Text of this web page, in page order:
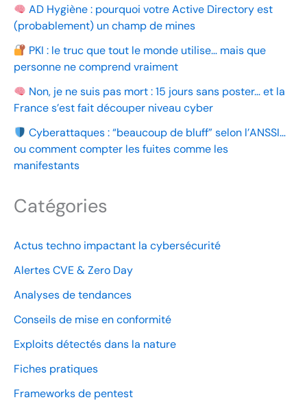
AD Hygiène : pourquoi votre Active Directory est
(probablement) un champ de mines
PKI : le truc que tout le monde utilise… mais que
personne ne comprend vraiment
Non, je ne suis pas mort : 15 jours sans poster… et la
France s’est fait découper niveau cyber
Cyberattaques : “beaucoup de bluff” selon l’ANSSI…
ou comment compter les fuites comme les
manifestants
Catégories
Actus techno impactant la cybersécurité
Alertes CVE & Zero Day
Analyses de tendances
Conseils de mise en conformité
Exploits détectés dans la nature
Fiches pratiques
Frameworks de pentest